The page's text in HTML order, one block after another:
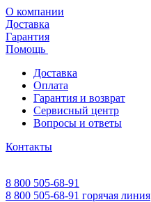
О компании
Доставка
Гарантия
Помощь
Доставка
Оплата
Гарантия и возврат
Сервисный центр
Вопросы и ответы
Контакты
8 800 505-68-91
8 800 505-68-91 горячая линия